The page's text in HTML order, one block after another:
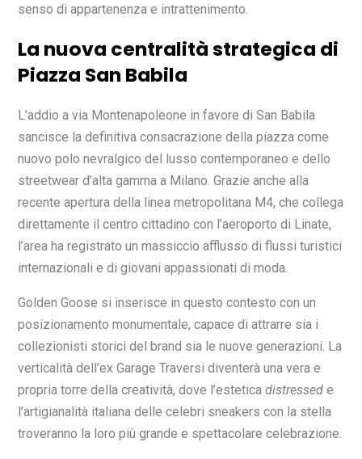
senso di appartenenza e intrattenimento.
La nuova centralità strategica di
Piazza San Babila
L’addio a via Montenapoleone in favore di San Babila
sancisce la definitiva consacrazione della piazza come
nuovo polo nevralgico del lusso contemporaneo e dello
streetwear d’alta gamma a Milano. Grazie anche alla
recente apertura della linea metropolitana M4, che collega
direttamente il centro cittadino con l’aeroporto di Linate,
l’area ha registrato un massiccio afflusso di flussi turistici
internazionali e di giovani appassionati di moda.
Golden Goose si inserisce in questo contesto con un
posizionamento monumentale, capace di attrarre sia i
collezionisti storici del brand sia le nuove generazioni. La
verticalità dell’ex Garage Traversi diventerà una vera e
propria torre della creatività, dove l’estetica distressed e
l’artigianalità italiana delle celebri sneakers con la stella
troveranno la loro più grande e spettacolare celebrazione.